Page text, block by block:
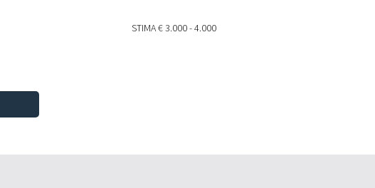
STIMA€ 3.000 - 4.000